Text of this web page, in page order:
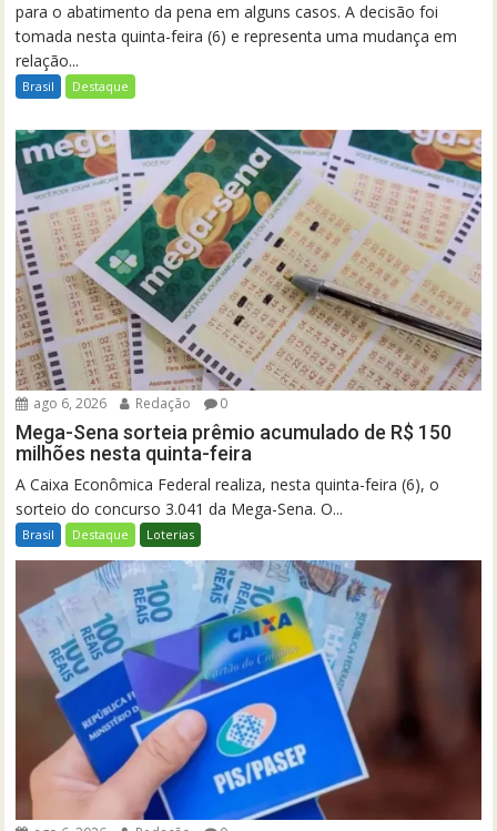
para o abatimento da pena em alguns casos. A decisão foi
tomada nesta quinta-feira (6) e representa uma mudança em
relação...
Brasil Destaque
ago 6, 2026 Redação 0
Mega-Sena sorteia prêmio acumulado de R$ 150
milhões nesta quinta-feira
A Caixa Econômica Federal realiza, nesta quinta-feira (6), o
sorteio do concurso 3.041 da Mega-Sena. O...
Brasil Destaque Loterias